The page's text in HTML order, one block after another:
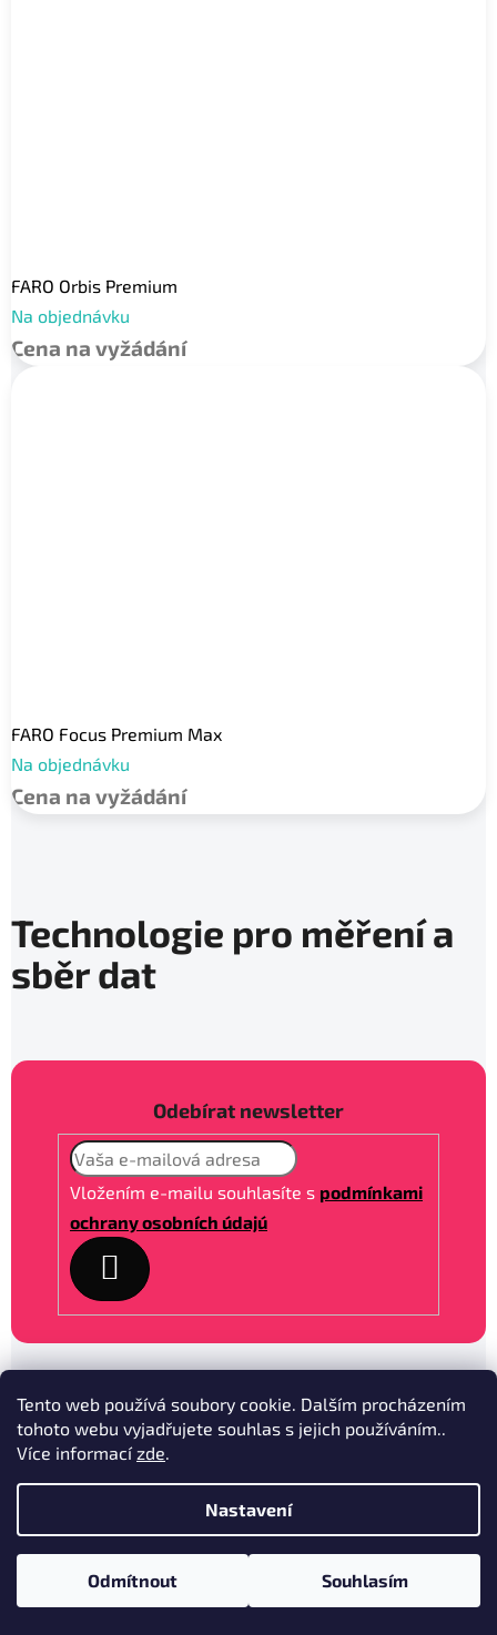
Nová adresa prodejny:
Výtvarnická 835, 156 00
Praha-Zbraslav
✕
Tento web používá soubory cookie. Dalším procházením
tohoto webu vyjadřujete souhlas s jejich používáním..
Více informacízde.
Nastavení
Odmítnout Souhlasím
FARO Orbis Premium
Na objednávku
Cena na vyžádání
FARO Focus Premium Max
Na objednávku
Cena na vyžádání
Technologie pro měření a
sběr dat
Odebírat newsletter
Vložením e-mailu souhlasíte s podmínkami
ochrany osobních údajú
PRIHLÁSIT
SE
Kontakt